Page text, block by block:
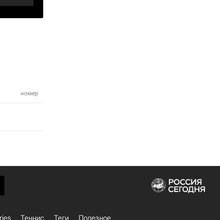
номер
Теннис Теги Полезное